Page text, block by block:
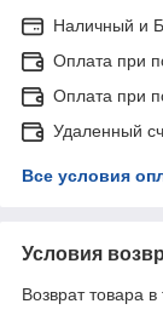
Наличный и
Оплата при
Оплата при
Удаленный
Все условия
Условия
Возврат товара